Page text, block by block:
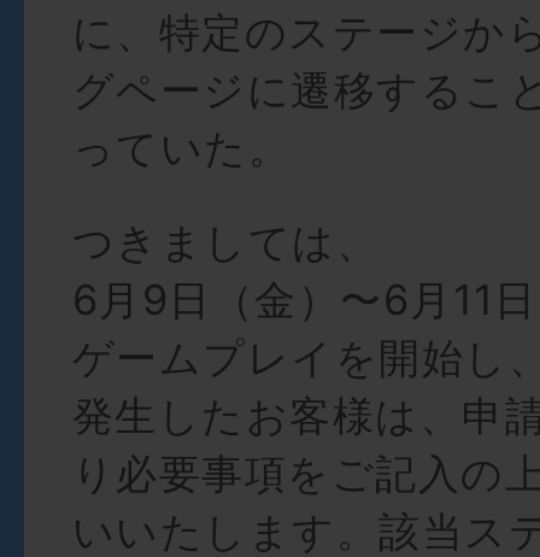
に、特定のステージか
グページに遷移するこ
っていた。
つきましては、
6月9日（金）〜6月11
ゲームプレイを開始し
発生したお客様は、申
り必要事項をご記入の
いいたします。該当ス